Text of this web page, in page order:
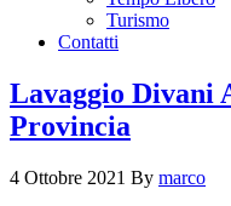
Turismo
Contatti
Lavaggio Divani
Provincia
4 Ottobre 2021 By marco